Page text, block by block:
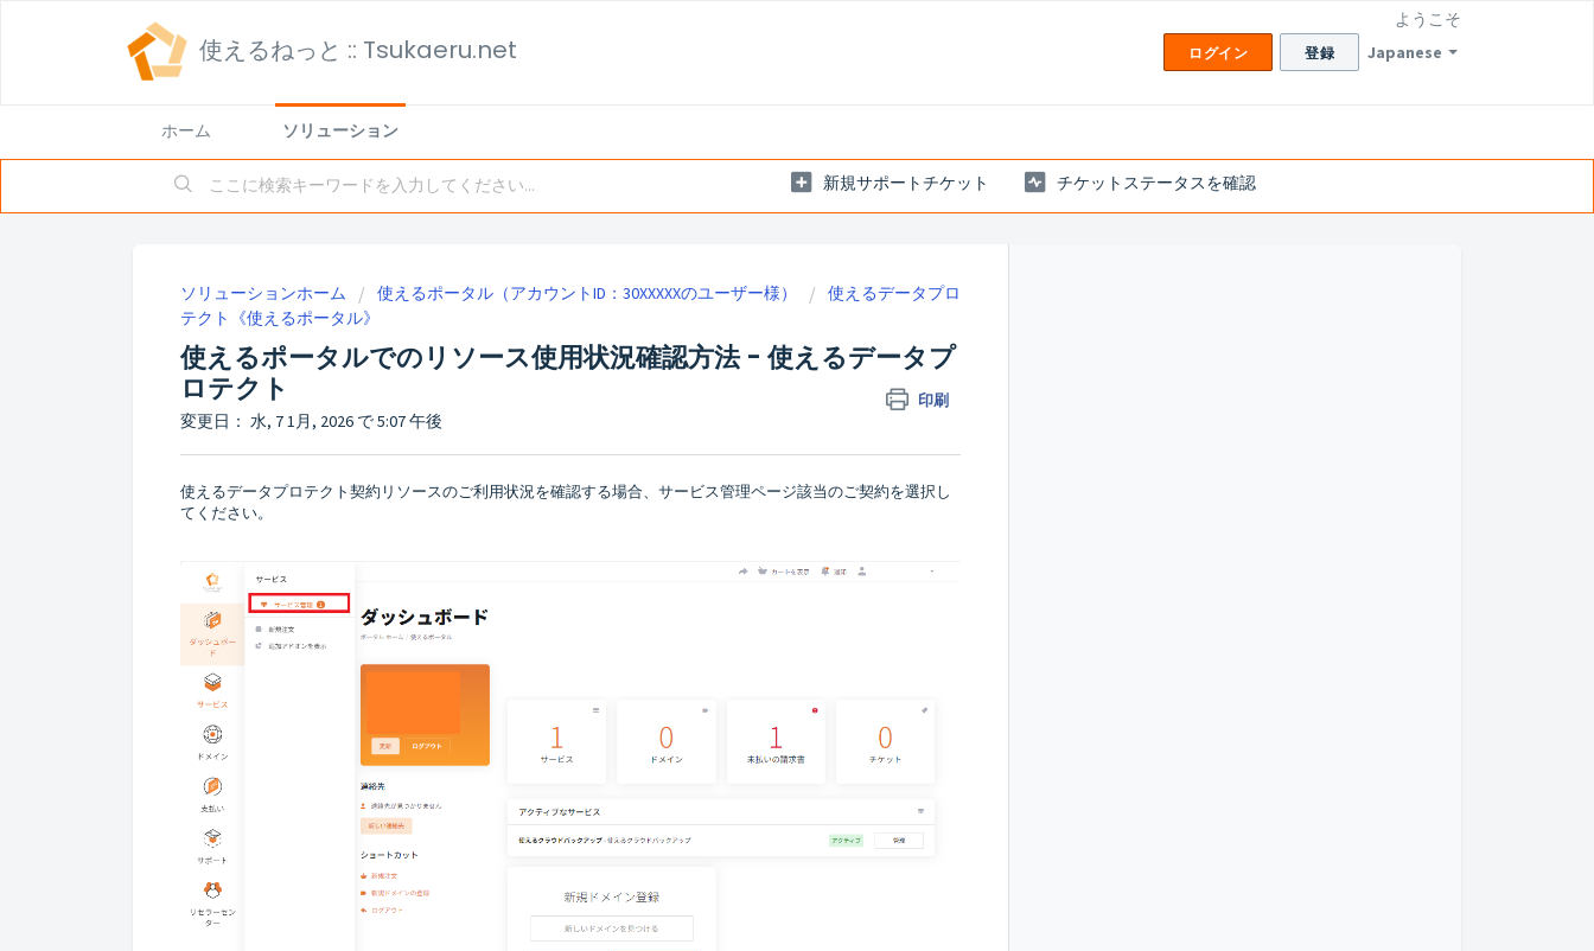
使えるねっと :: Tsukaeru.net Japanese
ようこそ
ログイン 登録
ホーム ソリューション
新規サポートチケット チケットステータスを確認
ソリューションホーム 使えるポータル（アカウントID：30XXXXXのユーザー様）
使えるデータプロ
テクト《使えるポータル》
使えるポータルでのリソース使用状況確認方法 - 使えるデータプ
ロテクト
印刷
変更日： 水, 7 1月, 2026 で 5:07 午後
使えるデータプロテクト契約リソースのご利用状況を確認する場合、サービス管理ページ該当のご契約を選択し
てください。